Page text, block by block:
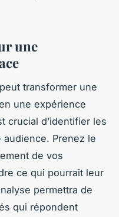
une
peut transformer une
une expérience
crucial d’identifier les
audience. Prenez le
de vos
ce qui pourrait leur
permettra de
qui répondent